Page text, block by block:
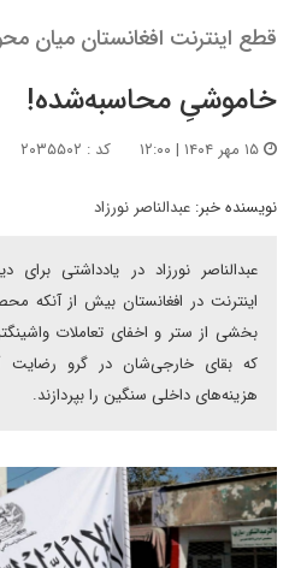
قطع اینترنت افغانستان میان
خاموشیِ محاسبه‌شده!
کد : ۲۰۳۵۵۰۲
نویسنده خبر: عبدالناصر نورزاد
عبدالناصر نورزاد در یادداشتی
اینترنت در افغانستان بیش از آنکه
بخشی از ستر و اخفای تعاملات
که بقای خارجی‌شان در گرو رضایت
هزینه‌های داخلی سنگین را بپردازند.